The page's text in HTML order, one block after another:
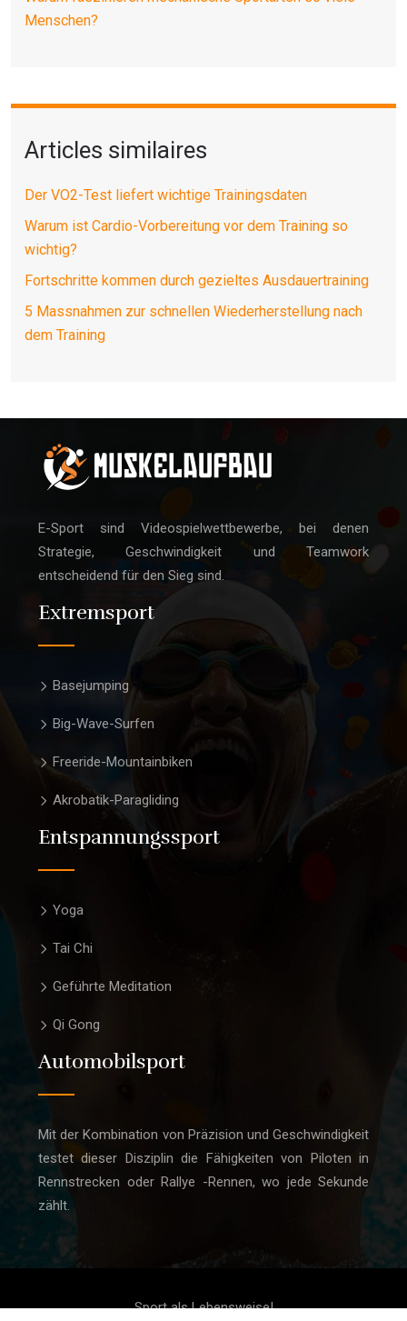
Menschen?
Articles similaires
Der VO2-Test liefert wichtige Trainingsdaten
Warum ist Cardio-Vorbereitung vor dem Training so
wichtig?
Fortschritte kommen durch gezieltes Ausdauertraining
5 Massnahmen zur schnellen Wiederherstellung nach
dem Training
E-Sport sind Videospielwettbewerbe, bei denen
Strategie, Geschwindigkeit und Teamwork
entscheidend für den Sieg sind.
Extremsport
Basejumping
Big-Wave-Surfen
Freeride-Mountainbiken
Akrobatik-Paragliding
Entspannungssport
Yoga
Tai Chi
Geführte Meditation
Qi Gong
Automobilsport
Mit der Kombination von Präzision und Geschwindigkeit
testet dieser Disziplin die Fähigkeiten von Piloten in
Rennstrecken oder Rallye -Rennen, wo jede Sekunde
zählt.
Sport als Lebensweise!